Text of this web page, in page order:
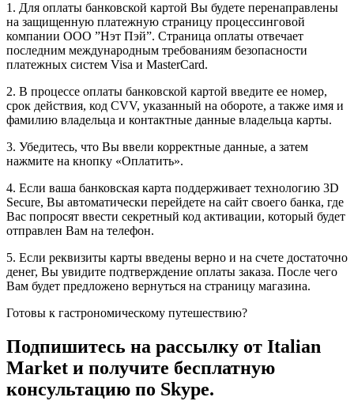
1. Для оплаты банковской картой Вы будете перенаправлены
на защищенную платежную страницу процессинговой
компании ООО ”Нэт Пэй”. Страница оплаты отвечает
последним международным требованиям безопасности
платежных систем Visa и MasterCard.
2. В процессе оплаты банковской картой введите ее номер,
срок действия, код CVV, указанный на обороте, а также имя и
фамилию владельца и контактные данные владельца карты.
3. Убедитесь, что Вы ввели корректные данные, а затем
нажмите на кнопку «Оплатить».
4. Если ваша банковская карта поддерживает технологию 3D
Secure, Вы автоматически перейдете на сайт своего банка, где
Вас попросят ввести секретный код активации, который будет
отправлен Вам на телефон.
5. Если реквизиты карты введены верно и на счете достаточно
денег, Вы увидите подтверждение оплаты заказа. После чего
Вам будет предложено вернуться на страницу магазина.
Готовы к гастрономическому путешествию?
Подпишитесь на рассылку от Italian
Market и получите бесплатную
консультацию по Skype.